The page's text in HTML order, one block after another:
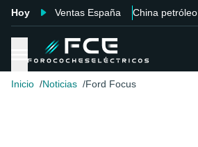
Hoy Ventas España China petróleo
Inicio Noticias Ford Focus